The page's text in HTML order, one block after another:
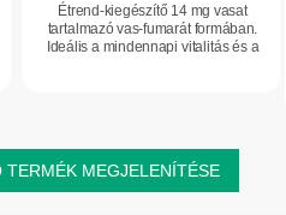
Étrend-kiegészítő 14 mg vasat
tartalmazó vas-fumarát formában.
Ideális a mindennapi vitalitás és a
TERMÉK MEGJELENÍTÉSE